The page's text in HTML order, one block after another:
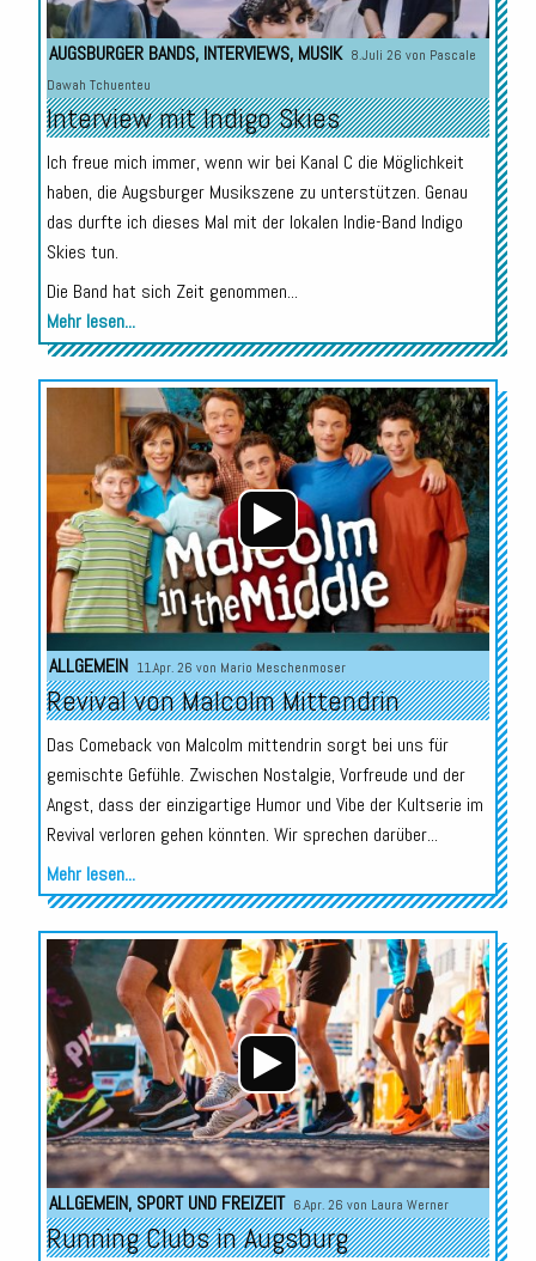
AUGSBURGER BANDS, INTERVIEWS, MUSIK 8.Juli 26 von Pascale
Dawah Tchuenteu
Interview mit Indigo Skies
Ich freue mich immer, wenn wir bei Kanal C die Möglichkeit
haben, die Augsburger Musikszene zu unterstützen. Genau
das durfte ich dieses Mal mit der lokalen Indie-Band Indigo
Skies tun.
Die Band hat sich Zeit genommen...
Mehr lesen...
Audio-
Player
ALLGEMEIN 11.Apr. 26 von Mario Meschenmoser
Revival von Malcolm Mittendrin
Das Comeback von Malcolm mittendrin sorgt bei uns für
gemischte Gefühle. Zwischen Nostalgie, Vorfreude und der
Angst, dass der einzigartige Humor und Vibe der Kultserie im
Revival verloren gehen könnten. Wir sprechen darüber...
Mehr lesen...
Audio-
Player
ALLGEMEIN, SPORT UND FREIZEIT 6.Apr. 26 von Laura Werner
Running Clubs in Augsburg